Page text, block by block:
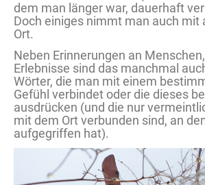
dem man länger war, dauerhaft
Doch einiges nimmt man auch mit
Ort.
Neben Erinnerungen an
Erlebnisse sind das manchmal
Wörter, die man mit einem
Gefühl verbindet oder die dieses
ausdrücken (und die nur
mit dem Ort verbunden sind, an
aufgegriffen hat).